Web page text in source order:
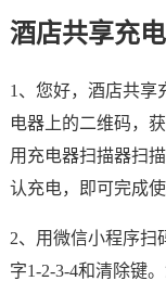
酒店共享充
1、您好，酒店共享
电器上的二维码，
用充电器扫描器扫
认充电，即可完成使
2、用微信小程序扫
字1-2-3-4和清除键